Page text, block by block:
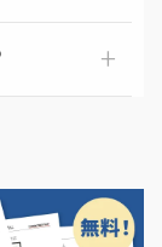
い。
ています。
可能です。
実施を行っ